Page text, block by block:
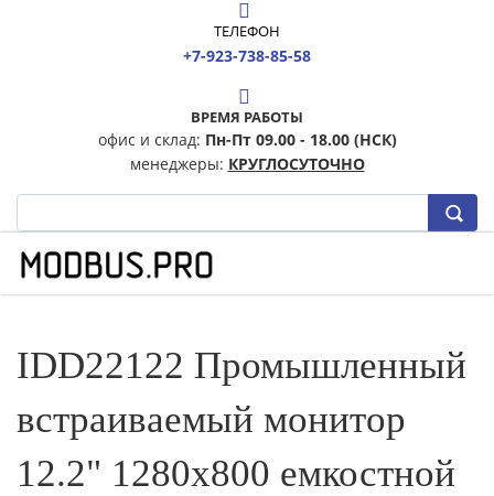
ТЕЛЕФОН
+7-923-738-85-58
ВРЕМЯ РАБОТЫ
офис и склад: Пн-Пт 09.00 - 18.00 (НСК)
менеджеры: КРУГЛОСУТОЧНО
IDD22122 Промышленный
встраиваемый монитор
12.2" 1280x800 емкостной